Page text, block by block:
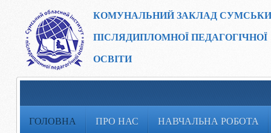
КОМУНАЛЬНИЙ ЗАКЛАД
ПІСЛЯДИПЛОМНОЇ ПЕДАГОГІЧНОЇ
ОСВІТИ
ГОЛОВНА ПРО НАС НАВЧАЛЬНА РОБОТА